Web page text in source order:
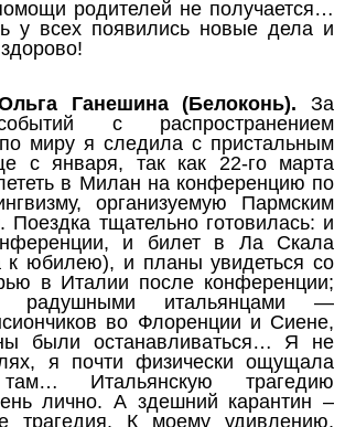
родителей не получается…
у всех появились новые дела и
Ганешина (Белоконь). За
с распространением
миру я следила с пристальным
с января, так как 22-го марта
в Милан на конференцию по
организуемую Пармским
Поездка тщательно готовилась: и
и билет в Ла Скала
к юбилею), и планы увидеться со
в Италии после конференции;
радушными итальянцами —
во Флоренции и Сиене,
были останавливаться… Я не
я почти физически ощущала
Итальянскую трагедию
лично. А здешний карантин –
трагедия. К моему удивлению,